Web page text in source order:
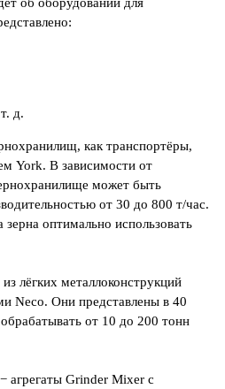
д.
как транспортёры,
York. В зависимости от
может быть
от 30 до 800 т/час.
оптимально использовать
лёгких металлоконструкций
Neco. Они представлены в 40
от 10 до 200 тонн
агрегаты Grinder Mixer с